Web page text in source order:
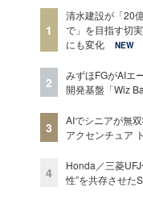
1
清水建設が「20
で」を目指す切
にも変化
NEW
2
みずほFGがAIエ
開発基盤「Wiz
3
AIでシニアが無
アクセンチュア
4
Honda／三菱
性”を共存させた